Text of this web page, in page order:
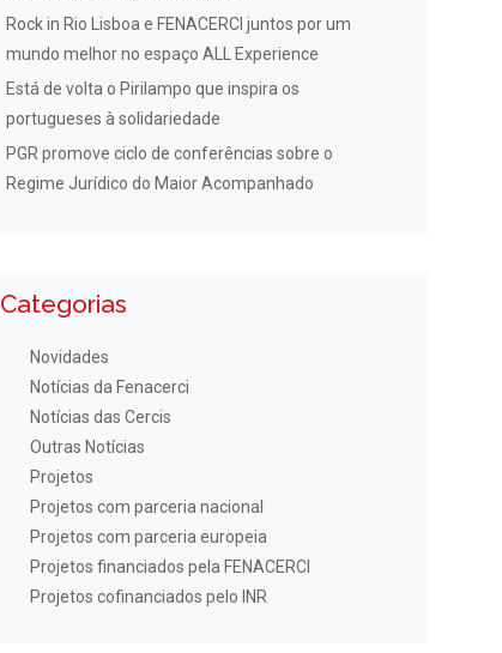
Rock in Rio Lisboa e FENACERCI juntos por um
mundo melhor no espaço ALL Experience
Está de volta o Pirilampo que inspira os
portugueses à solidariedade
PGR promove ciclo de conferências sobre o
Regime Jurídico do Maior Acompanhado
Categorias
Novidades
Notícias da Fenacerci
Notícias das Cercis
Outras Notícias
Projetos
Projetos com parceria nacional
Projetos com parceria europeia
Projetos financiados pela FENACERCI
Projetos cofinanciados pelo INR